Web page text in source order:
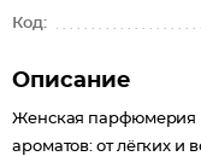
Код:
Описание
Женская парфюмерия
ароматов: от лёгких и